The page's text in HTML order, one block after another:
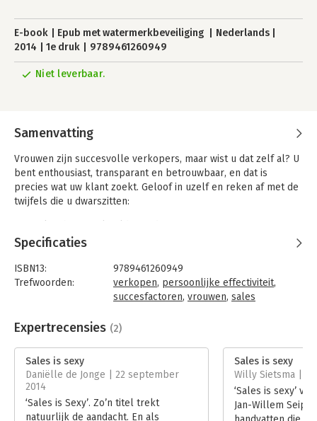
E-book Epub met watermerkbeveiliging
Nederlands
2014
1e druk 9789461260949
Niet leverbaar.
Samenvatting
Vrouwen zijn succesvolle verkopers, maar wist u dat zelf al? U
bent enthousiast, transparant en betrouwbaar, en dat is
precies wat uw klant zoekt. Geloof in uzelf en reken af met de
twijfels die u dwarszitten:
* Kan ik die klant zomaar benaderen?
* Onderhandelen, moet dat nou?
Ontdek hoe u als vrouw uw sterke kanten kunt benutten om
nieuwe klanten aan te trekken en even succesvol als
Lees in persoonlijke interviews hoe bekende en onbekende
'Ik vertel klanten gewoon waar ik zelf blij van word,' Judith
Webber
'Jezelf verplaatsen in een ander, dat kunnen wij wel,' Sophie in
't Veld
Specificaties
ISBN13:
9789461260949
Trefwoorden:
verkopen, persoonlijke effectiviteit,
succesfactoren, vrouwen, sales
Bindwijze:
e-book
Bestandsformaat:
Aantal pagina's:
Uitgever:
Uitgeverij Haystack
Druk:
Verschijningsdatum:
20-3-2014
Expertrecensies (2)
Sales is sexy
Daniëlle de Jonge | 22 september
2014
‘Sales is Sexy’. Zo’n titel trekt
natuurlijk de aandacht. En als
Sales is sexy
Willy Sietsma |
‘Sales is sexy’
Jan-Willem Seip